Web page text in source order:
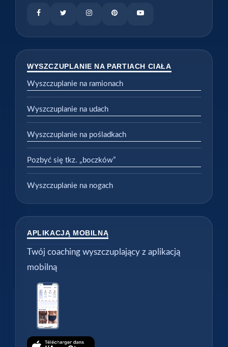
WYSZCZUPLANIE NA PARTIACH CIAŁA
Wyszczuplanie na ramionach
Wyszczuplanie na udach
Wyszczuplanie na pośladkach
Pozbyć się tkz. „boczków”
Wyszczuplanie na nogach
APLIKACJĄ MOBILNĄ
Twój coaching wyszczuplający z aplikacją
mobilną